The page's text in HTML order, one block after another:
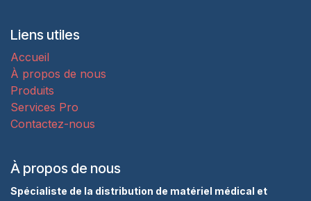
Liens utiles
Accueil
À propos de nous
Produits
Services Pro
Contactez-nous
À propos de nous
Spécialiste de la distribution de matériel médical et